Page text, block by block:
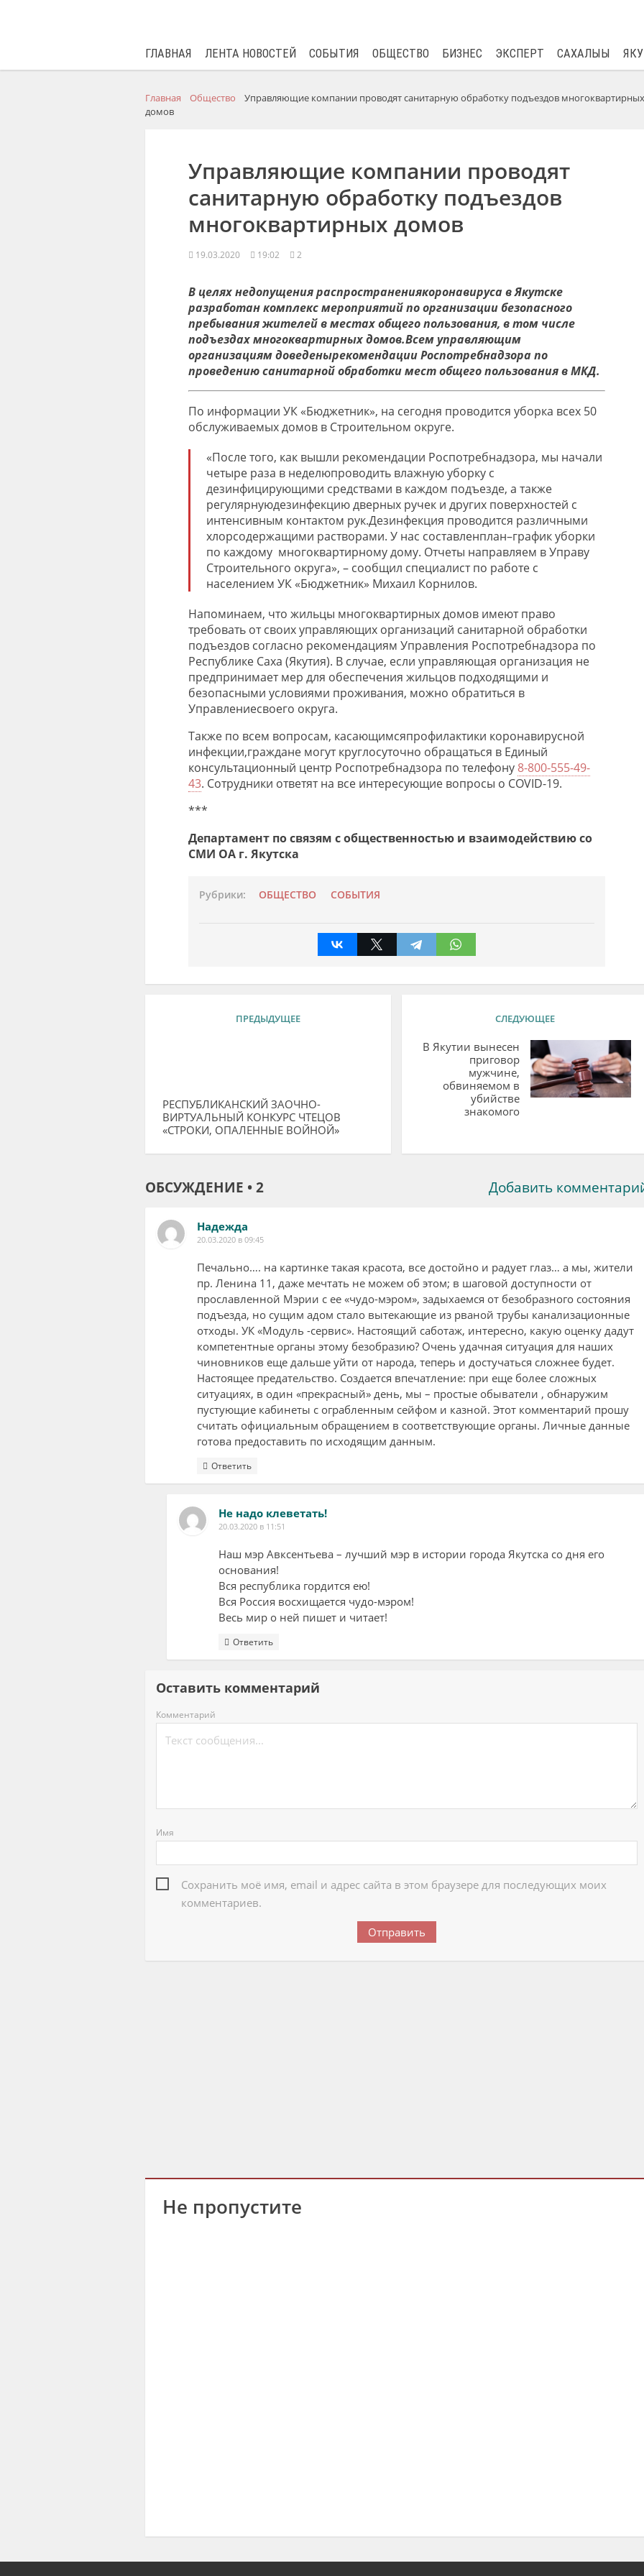
ГЛАВНАЯ ЛЕНТА НОВОСТЕЙ СОБЫТИЯ ОБЩЕСТВО БИЗНЕС ЭКСПЕРТ САХАЛЫЫ
Главная Общество
Управляющие компании проводят санитарную обработку подъездов многоквартирных
домов
Управляющие компании проводят
санитарную обработку подъездов
многоквартирных домов
19.03.2020 19:02 2
В целяхнедопущения распространениякоронавирусав Якутске
разработан комплекс мероприятий по организации безопасного
пребывания жителей в местах общего пользования, в том числе
подъездах многоквартирных домов.Всемуправляющим
организациямдоведенырекомендацииРоспотребнадзора по
проведению санитарной обработкимест общего пользования вМКД.
По информации УК «Бюджетник», на сегодня проводится уборка всех 50
обслуживаемых домов в Строительном округе.
«После того, как вышли рекомендации Роспотребнадзора, мы начали
четыре раза в неделюпроводить влажную уборку с
дезинфицирующими средствами в каждом подъезде, а также
регулярнуюдезинфекцию дверных ручек и других поверхностей с
интенсивным контактом рук.Дезинфекция проводится различными
хлорсодержащими растворами.У нас составленплан–график уборки
по каждому многоквартирному дому. Отчеты направляем в Управу
Строительного округа», – сообщил специалист по работе с
населениемУК «Бюджетник» Михаил Корнилов.
Напоминаем, что жильцы многоквартирных домов имеют право
требовать от своих управляющих организаций санитарной обработки
подъездов согласно рекомендациям Управления Роспотребнадзора по
Республике Саха (Якутия). В случае, если управляющая организация не
предпринимает мер для обеспечения жильцов подходящими и
безопасными условиями проживания, можно обратиться в
Управлениесвоего округа.
Также по всем вопросам, касающимсяпрофилактики коронавирусной
инфекции,граждане могут круглосуточно обращаться в Единый
консультационный центр Роспотребнадзора по телефону 8-800-555-49-
43. Сотрудники ответят на все интересующие вопросы о COVID-19.
***
Департамент по связям с общественностью и взаимодействию со
СМИ ОА г. Якутска
Рубрики: ОБЩЕСТВО СОБЫТИЯ
ПРЕДЫДУЩЕЕ
РЕСПУБЛИКАНСКИЙ ЗАОЧНО-
ВИРТУАЛЬНЫЙ КОНКУРС ЧТЕЦОВ
«СТРОКИ, ОПАЛЕННЫЕ ВОЙНОЙ»
СЛЕДУЮЩЕЕ
В Якутии вынесен
приговор
мужчине,
обвиняемом в
убийстве
знакомого
ОБСУЖДЕНИЕ • 2 Добавить
Надежда
20.03.2020 в 09:45
Печально…. на картинке такая красота, все достойно и радует глаз… а мы, жители
пр. Ленина 11, даже мечтать не можем об этом; в шаговой доступности от
прославленной Мэрии с ее «чудо-мэром», задыхаемся от безобразного состояния
подъезда, но сущим адом стало вытекающие из рваной трубы канализационные
отходы. УК «Модуль -сервис». Настоящий саботаж, интересно, какую оценку дадут
компетентные органы этому безобразию? Очень удачная ситуация для наших
чиновников еще дальше уйти от народа, теперь и достучаться сложнее будет.
Настоящее предательство. Создается впечатление: при еще более сложных
ситуациях, в один «прекрасный» день, мы – простые обыватели , обнаружим
пустующие кабинеты с ограбленным сейфом и казной. Этот комментарий прошу
считать официальным обращением в соответствующие органы. Личные данные
готова предоставить по исходящим данным.
Ответить
Не надо клеветать!
20.03.2020 в 11:51
Наш мэр Авксентьева – лучший мэр в истории города Якутска со дня его
основания!
Вся республика гордится ею!
Вся Россия восхищается чудо-мэром!
Весь мир о ней пишет и читает!
Ответить
Оставить комментарий
Комментарий
Имя
Сохранить моё имя, email и адрес сайта в этом браузере для последующих моих
комментариев.
Не пропустите